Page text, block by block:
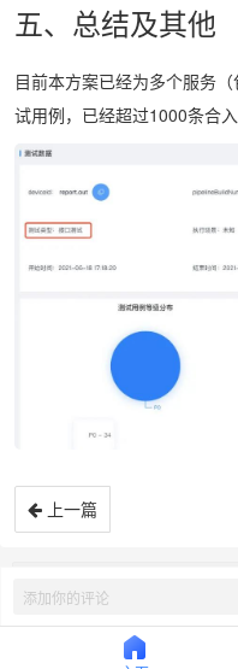
五、总结及其他
目前本方案已经为多个服务
试用例，已经超过1000条合
上一篇